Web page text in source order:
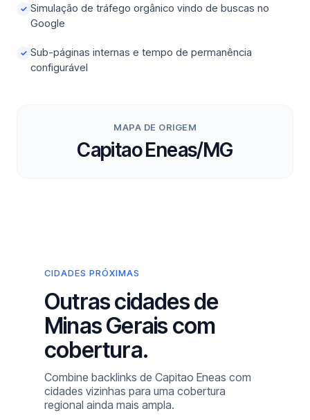
✓ Simulação de tráfego orgânico vindo de buscas no
Google
✓ Sub-páginas internas e tempo de permanência
configurável
MAPA DE ORIGEM
Capitao Eneas/MG
CIDADES PRÓXIMAS
Outras cidades de
Minas Gerais com
cobertura.
Combine backlinks de Capitao Eneas com
cidades vizinhas para uma cobertura
regional ainda mais ampla.